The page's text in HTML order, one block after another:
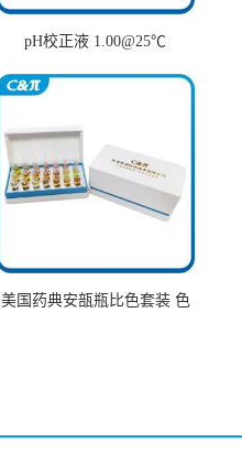
pH校正液 1.00@25℃
美国药典安瓿瓶比色套装 色